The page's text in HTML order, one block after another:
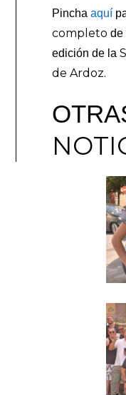
Pinchaaquí
completo de
edición de la
de Ardoz.